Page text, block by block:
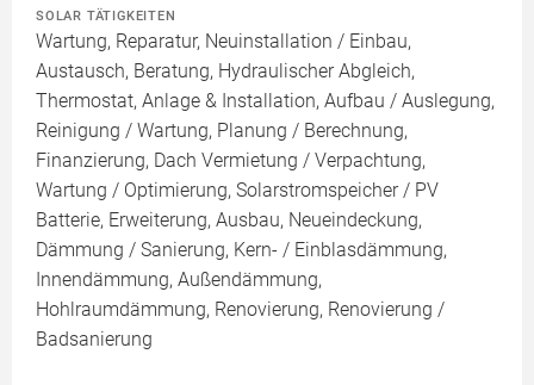
SOLAR TÄTIGKEITEN
Wartung, Reparatur, Neuinstallation / Einbau,
Austausch, Beratung, Hydraulischer Abgleich,
Thermostat, Anlage & Installation, Aufbau / Auslegung,
Reinigung / Wartung, Planung / Berechnung,
Finanzierung, Dach Vermietung / Verpachtung,
Wartung / Optimierung, Solarstromspeicher / PV
Batterie, Erweiterung, Ausbau, Neueindeckung,
Dämmung / Sanierung, Kern- / Einblasdämmung,
Innendämmung, Außendämmung,
Hohlraumdämmung, Renovierung, Renovierung /
Badsanierung